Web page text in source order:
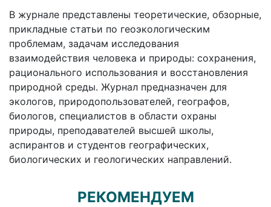
В журнале представлены теоретические, обзорные,
прикладные статьи по геоэкологическим
проблемам, задачам исследования
взаимодействия человека и природы: сохранения,
рационального использования и восстановления
природной среды. Журнал предназначен для
экологов, природопользователей, географов,
биологов, специалистов в области охраны
природы, преподавателей высшей школы,
аспирантов и студентов географических,
биологических и геологических направлений.
РЕКОМЕНДУЕМ